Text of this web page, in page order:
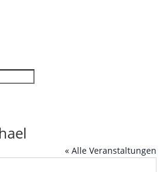
« Alle Veranstaltungen